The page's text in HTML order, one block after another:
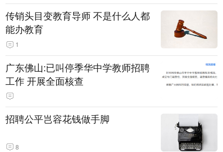
传销头目变教育导师 不是什么人都
能办教育
1
广东佛山:已叫停季华中学教师招聘
工作 开展全面核查
招聘公平岂容花钱做手脚
8